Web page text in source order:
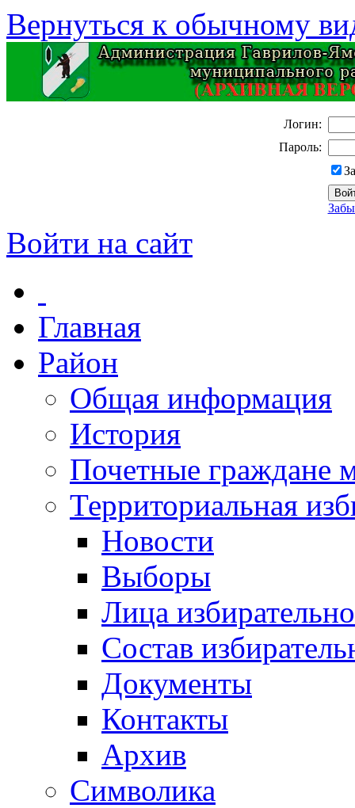
Вернуться к обычному
Логин:
Пароль:
Войти на сайт
Главная
Район
Общая информация
История
Почетные граждане
Территориальная
Новости
Выборы
Лица
Состав
Документы
Контакты
Архив
Символика